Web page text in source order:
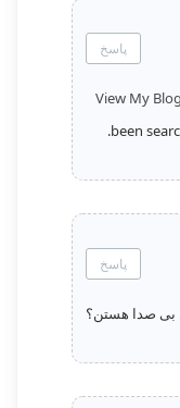
پاسخ
View My Blog
been
پاسخ
بی صدا هستن؟